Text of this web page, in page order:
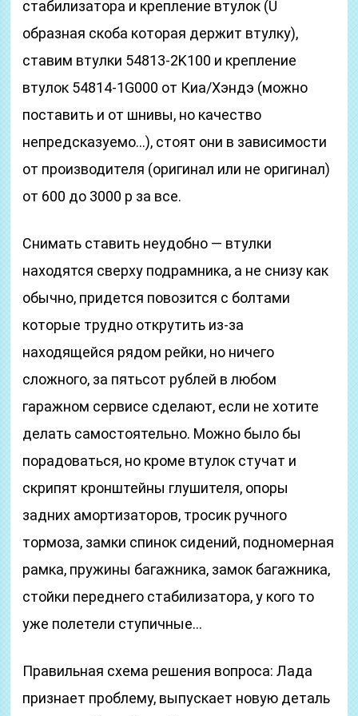
стабилизатора и крепление втулок (U
образная скоба которая держит втулку),
ставим втулки 54813-2K100 и крепление
втулок 54814-1G000 от Киа/Хэндэ (можно
поставить и от шнивы, но качество
непредсказуемо…), стоят они в зависимости
от производителя (оригинал или не оригинал)
от 600 до 3000 р за все.
Снимать ставить неудобно — втулки
находятся сверху подрамника, а не снизу как
обычно, придется повозится с болтами
которые трудно открутить из-за
находящейся рядом рейки, но ничего
сложного, за пятьсот рублей в любом
гаражном сервисе сделают, если не хотите
делать самостоятельно. Можно было бы
порадоваться, но кроме втулок стучат и
скрипят кронштейны глушителя, опоры
задних амортизаторов, тросик ручного
тормоза, замки спинок сидений, подномерная
рамка, пружины багажника, замок багажника,
стойки переднего стабилизатора, у кого то
уже полетели ступичные…
Правильная схема решения вопроса: Лада
признает проблему, выпускает новую деталь